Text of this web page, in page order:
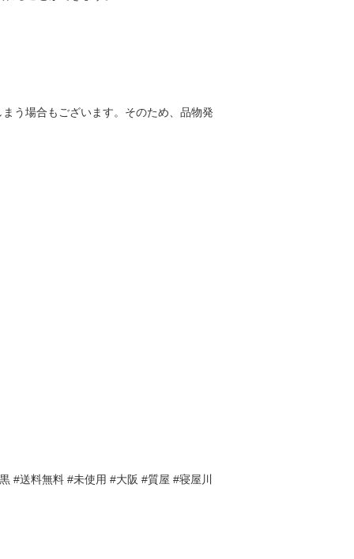
う場合もございます。そのため、品物発
#送料無料 #未使用 #大阪 #質屋 #寝屋川